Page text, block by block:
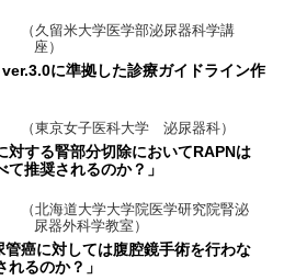
（久留米大学医学部泌尿器科学講
座）
に準拠した診療ガイドライン作
（東京女子医科大学 泌尿器科）
対する腎部分切除においてRAPNは
て推奨されるのか？」
（北海道大学大学院医学研究院腎泌
尿器外科学教室）
管癌に対しては腹腔鏡手術を行わな
れるのか？」